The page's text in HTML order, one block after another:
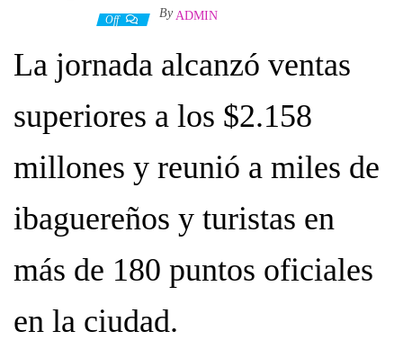
Off By ADMIN
La jornada alcanzó ventas
superiores a los $2.158
millones y reunió a miles de
ibaguereños y turistas en
más de 180 puntos oficiales
en la ciudad.